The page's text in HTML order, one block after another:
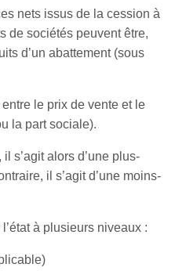
nets issus de la cession à
de sociétés peuvent être,
d’un abattement (sous
le prix de vente et le
la part sociale).
s’agit alors d’une plus-
il s’agit d’une moins-
à plusieurs niveaux :